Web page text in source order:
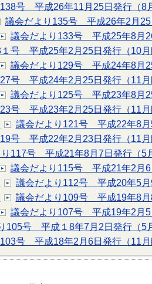
号 平成26年11月25日発行（8
議会だより135号 平成26年2月25
議会だより133号 平成25年8月
号 平成25年2月25日発行（10月
議会だより129号 平成24年8月
号 平成24年2月25日発行（11月
議会だより125号 平成23年8月
号 平成23年2月25日発行（11月
議会だより121号 平成22年8月
号 平成22年2月23日発行（11月
117号 平成21年8月7日発行（5
議会だより115号 平成21年2月6
議会だより112号 平成20年5月
議会だより109号 平成19年8月
議会だより107号 平成19年2月5
105号 平成１8年7月2日発行（5
号 平成18年2月6日発行（11月